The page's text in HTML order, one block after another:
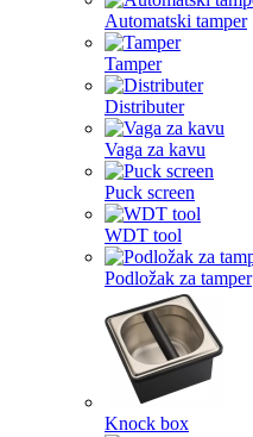
Automatski tamper
Tamper
Distributer
Vaga za kavu
Puck screen
WDT tool
Podložak za tamper
Knock box